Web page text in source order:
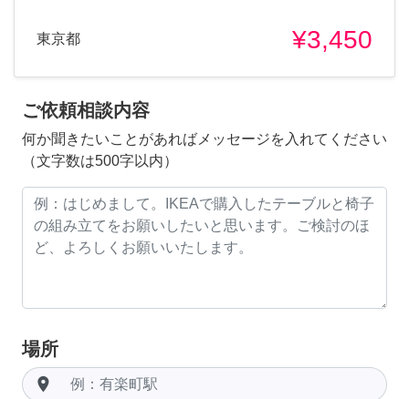
東京都 ¥3,450
ご依頼相談内容
何か聞きたいことがあればメッセージを入れてください
（文字数は500字以内）
場所
room